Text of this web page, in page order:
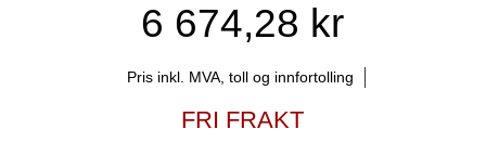
6 674,28 kr
Pris inkl. MVA, toll og innfortolling
FRI FRAKT